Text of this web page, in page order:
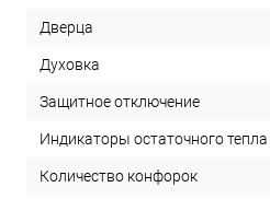
Дверца
Духовка
Защитное отключение
Индикаторы остаточного тепла
Количество конфорок